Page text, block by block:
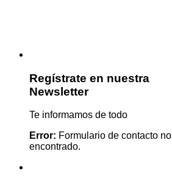
Regístrate en nuestra
Newsletter
Te informamos de todo
Error: Formulario de contacto no
encontrado.